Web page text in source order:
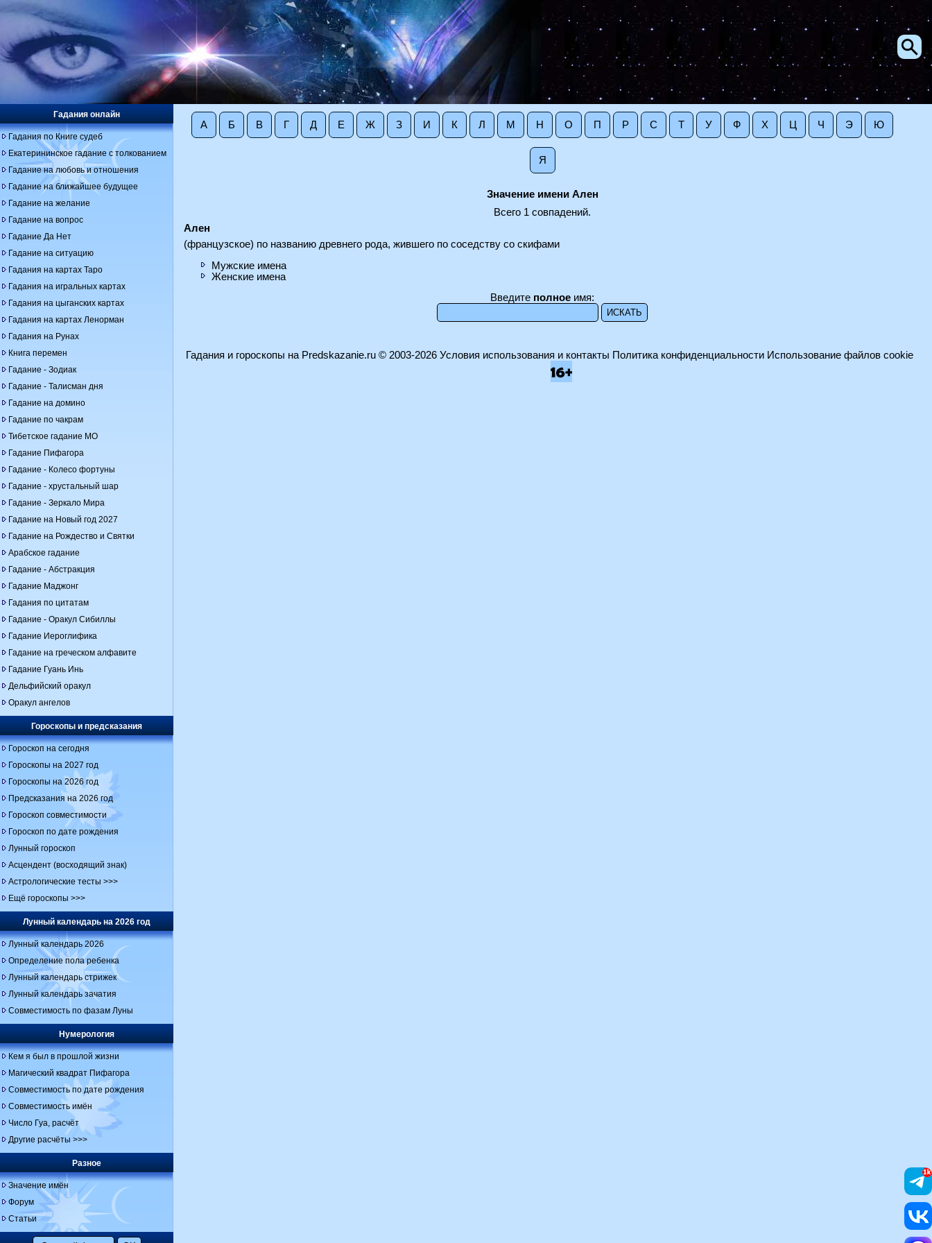
А Б В Г Д Е Ж З И К Л М Н О П Р С Т У Ф Х Ц Ч Э Ю
Я
Значение имени Ален
Всего 1 совпадений.
Ален
(французское) по названию древнего рода, жившего по соседству со скифами
Мужские имена
Женские имена
Введите полное имя:
Гадания онлайн
Гадания по Книге судеб
Екатерининское гадание с толкованием
Гадание на любовь и отношения
Гадание на ближайшее будущее
Гадание на желание
Гадание на вопрос
Гадание Да Нет
Гадание на ситуацию
Гадания на картах Таро
Гадания на игральных картах
Гадания на цыганских картах
Гадания на картах Ленорман
Гадания на Рунах
Книга перемен
Гадание - Зодиак
Гадание - Талисман дня
Гадание на домино
Гадание по чакрам
Тибетское гадание МО
Гадание Пифагора
Гадание - Колесо фортуны
Гадание - хрустальный шар
Гадание - Зеркало Мира
Гадание на Новый год 2027
Гадание на Рождество и Святки
Арабское гадание
Гадание - Абстракция
Гадание Маджонг
Гадания по цитатам
Гадание - Оракул Сибиллы
Гадание Иероглифика
Гадание на греческом алфавите
Гадание Гуань Инь
Дельфийский оракул
Оракул ангелов
Гороскопы и предсказания
Гороскоп на сегодня
Гороскопы на 2027 год
Гороскопы на 2026 год
Предсказания на 2026 год
Гороскоп совместимости
Гороскоп по дате рождения
Лунный гороскоп
Асцендент (восходящий знак)
Астрологические тесты >>>
Ещё гороскопы >>>
Лунный календарь на 2026 год
Лунный календарь 2026
Определение пола ребенка
Лунный календарь стрижек
Лунный календарь зачатия
Совместимость по фазам Луны
Нумерология
Кем я был в прошлой жизни
Магический квадрат Пифагора
Совместимость по дате рождения
Совместимость имён
Число Гуа, расчёт
Другие расчёты >>>
Разное
Значение имён
Форум
Статьи
Гадания и гороскопы на Predskazanie.ru© 2003-2026 Условия использования и контакты Политика конфиденциальности Использование файлов cookie